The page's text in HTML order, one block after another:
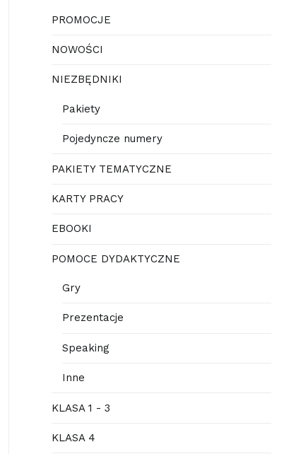
PROMOCJE
NOWOŚCI
NIEZBĘDNIKI
Pakiety
Pojedyncze numery
PAKIETY TEMATYCZNE
KARTY PRACY
EBOOKI
POMOCE DYDAKTYCZNE
Gry
Prezentacje
Speaking
Inne
KLASA 1 - 3
KLASA 4